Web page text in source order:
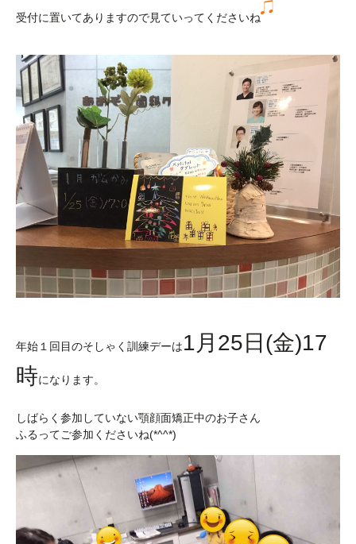
受付に置いてありますので見ていってくださいね
年始１回目のそしゃく訓練デーは1月25日(金)17
時になります。
しばらく参加していない顎顔面矯正中のお子さん
ふるってご参加くださいね(*^^*)